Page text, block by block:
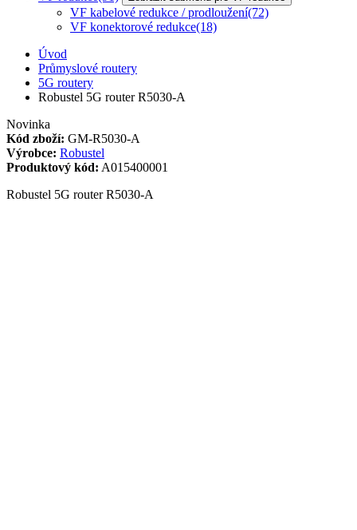
VF kabelové redukce / prodloužení(72)
VF konektorové redukce(18)
Úvod
Průmyslové routery
5G routery
Robustel 5G router R5030-A
Novinka
Kód zboží: GM-R5030-A
Výrobce: Robustel
Produktový kód: A015400001
Robustel 5G router R5030-A